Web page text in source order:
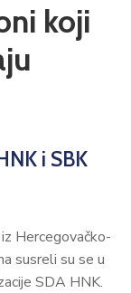
koji
i SBK
Hercegovačko-
susreli su se u
SDA HNK.